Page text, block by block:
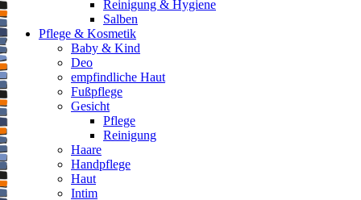
Reinigung & Hygiene
Salben
Pflege & Kosmetik
Baby & Kind
Deo
empfindliche Haut
Fußpflege
Gesicht
Pflege
Reinigung
Haare
Handpflege
Haut
Intim